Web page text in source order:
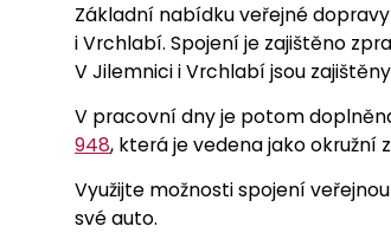
Základní nabídku veřejné
i Vrchlabí. Spojení je zajištěno
V Jilemnici i Vrchlabí jsou
V pracovní dny je potom
948, která je vedena jako okružní
Využijte možnosti spojení
své auto.